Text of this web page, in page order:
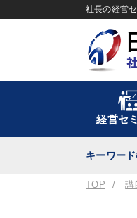
社長の経営
経営セ
キーワー
TOP 講